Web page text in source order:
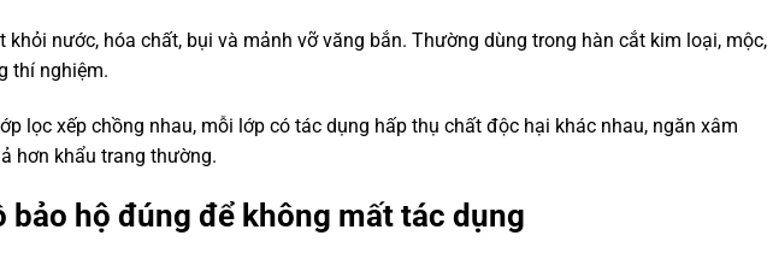
khỏi nước, hóa chất, bụi và mảnh vỡ văng bắn. Thường dùng trong hàn cắt kim loại, mộc,
thí nghiệm.
lọc xếp chồng nhau, mỗi lớp có tác dụng hấp thụ chất độc hại khác nhau, ngăn xâm
hơn khẩu trang thường.
bảo hộ đúng để không mất tác dụng